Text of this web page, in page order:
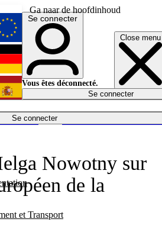
Ga naar de hoofdinhoud
Close menu
Se connecter
et Transport
Économie
English
Deutsch
Español
Se connecter
Vous êtes déconnecté.
Se connecter
Nowotny sur
de la